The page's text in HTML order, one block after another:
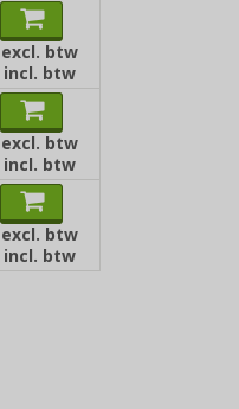
excl. btw
incl. btw
excl. btw
incl. btw
excl. btw
incl. btw